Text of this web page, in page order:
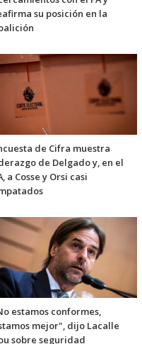
su posición en la
de Cifra muestra
de Delgado y, en el
a Cosse y Orsi casi
estamos conformes,
mejor", dijo Lacalle
sobre seguridad